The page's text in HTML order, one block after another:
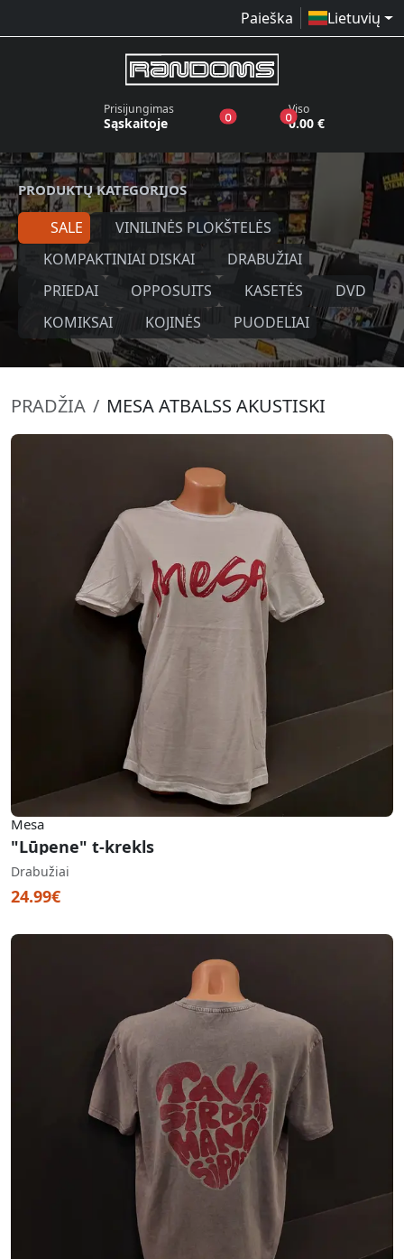
Paieška Lietuvių
Prisijungimas
Sąskaitoje 0produktai pageidavimų sąraše
0produktai
Viso
0.00 €
PRODUKTŲ KATEGORIJOS
SALE
VINILINĖS PLOKŠTELĖS
KOMPAKTINIAI DISKAI
DRABUŽIAI
PRIEDAI
OPPOSUITS KASETĖS
DVD
KOMIKSAI
KOJINĖS PUODELIAI
PRADŽIA MESA ATBALSS AKUSTISKI
Mesa
"Lūpene" t-krekls
Drabužiai
24.99€